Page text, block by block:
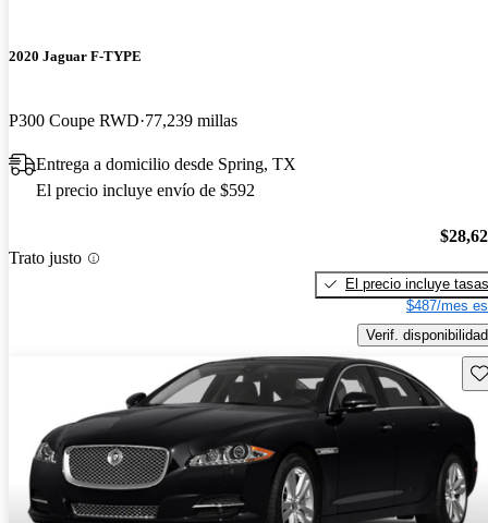
2020 Jaguar F-TYPE
P300 Coupe RWD 77,239 millas
Entrega a domicilio desde Spring, TX
El precio incluye envío de $592
Trato justo
El precio incluye tasas
$487/mes
Verif. disponibilidad